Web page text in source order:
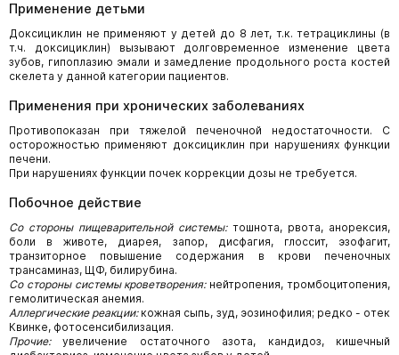
Применение детьми
Доксициклин не применяют у детей до 8 лет, т.к. тетрациклины (в
т.ч. доксициклин) вызывают долговременное изменение цвета
зубов, гипоплазию эмали и замедление продольного роста костей
скелета у данной категории пациентов.
Применения при хронических заболеваниях
Противопоказан при тяжелой печеночной недостаточности. С
осторожностью применяют доксициклин при нарушениях функции
печени.
При нарушениях функции почек коррекции дозы не требуется.
Побочное действие
Со стороны пищеварительной системы:тошнота, рвота, анорексия,
боли в животе, диарея, запор, дисфагия, глоссит, эзофагит,
транзиторное повышение содержания в крови печеночных
трансаминаз, ЩФ, билирубина.
Со стороны системы кроветворения:нейтропения, тромбоцитопения,
гемолитическая анемия.
Аллергические реакции:кожная сыпь, зуд, эозинофилия; редко - отек
Квинке, фотосенсибилизация.
Прочие:увеличение остаточного азота, кандидоз, кишечный